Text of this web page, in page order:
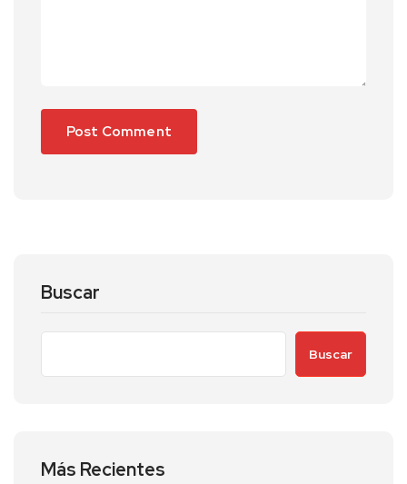
Buscar
Buscar
Más Recientes